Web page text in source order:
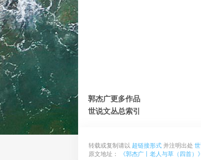
郭杰广更多作品
世说文丛总索引
转载或复制请以 超链接形式 并注明出处
原文地址：
《郭杰广丨老人与草（四首）》